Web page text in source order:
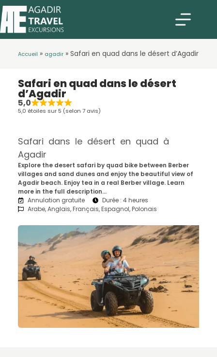
Accueil » agadir» Safari en quad dans le désert d’Agadir
Safari en quad dans le désert
d’Agadir
5,0
5,0 étoiles sur 5 (selon 7 avis)
Safari dans le désert en quad à
Agadir
Explore the desert safari by quad bike between Berber
villages and sand dunes and enjoy the beautiful view of
Agadir beach. Enjoy tea in a real Berber village. Learn
more in the full description…
Annulation gratuite
Durée : 4 heures
Arabe, Anglais, Français, Espagnol, Polonais